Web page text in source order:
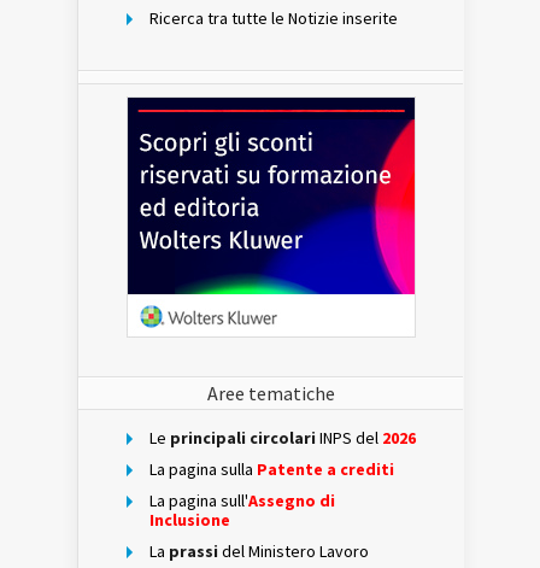
Ricerca tra tutte le Notizie inserite
Aree tematiche
Le principali circolari INPS del 2026
La pagina sulla Patente a crediti
La pagina sull'Assegno di
Inclusione
La prassi del Ministero Lavoro